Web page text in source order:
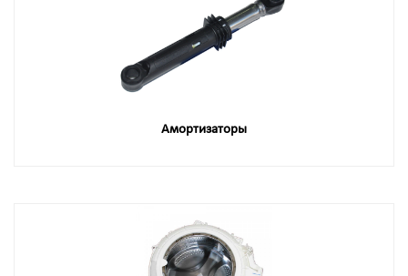
Амортизаторы